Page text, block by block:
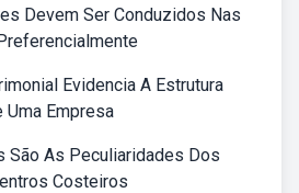
Devem Ser Conduzidos Nas
Evidencia A Estrutura
Uma Empresa
São As Peculiaridades Dos
Costeiros